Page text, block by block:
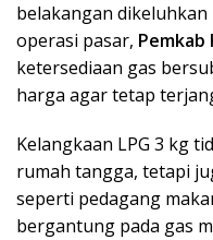
belakangan
operasi pasar, Pemkab
ketersediaan gas
harga agar tetap
Kelangkaan LPG 3 kg
rumah tangga, tetapi
seperti pedagang
bergantung pada gas